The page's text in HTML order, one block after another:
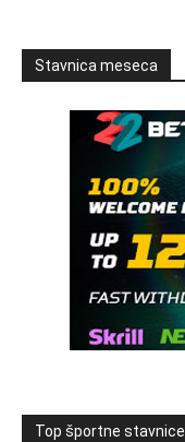
Stavnica meseca
Top športne stavnice